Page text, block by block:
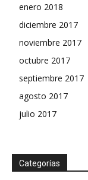
enero 2018
diciembre 2017
noviembre 2017
octubre 2017
septiembre 2017
agosto 2017
julio 2017
Categorías